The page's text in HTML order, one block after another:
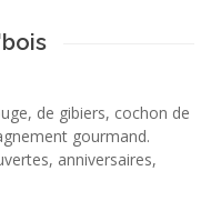
de gibiers, cochon de
gourmand.
anniversaires,